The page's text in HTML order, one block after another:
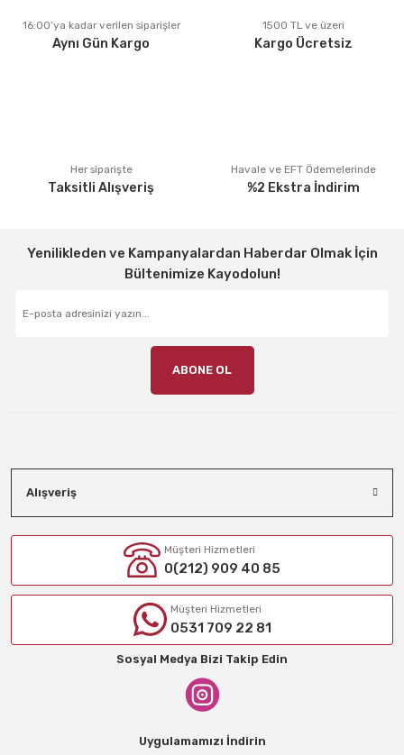
Ürün fiyatı diğer sitelerden daha pahalı.
Bu ürüne benzer farklı alternatifler olmalı.
16:00’ya kadar verilen siparişler
Aynı Gün Kargo
1500 TL ve üzeri
Kargo Ücretsiz
Her siparişte
Taksitli Alışveriş
Havale ve EFT Ödemelerinde
%2 Ekstra İndirim
Yenilikleden ve Kampanyalardan Haberdar Olmak İçin
Bültenimize Kayodolun!
ABONE OL
Alışveriş
Müşteri Hizmetleri
0(212) 909 40 85
Müşteri Hizmetleri
0531 709 22 81
Sosyal Medya Bizi Takip Edin
Uygulamamızı İndirin